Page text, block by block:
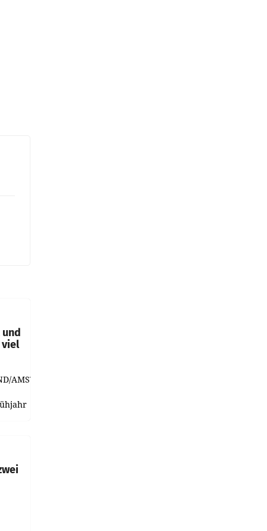
und
viel
AMSTERDAM.